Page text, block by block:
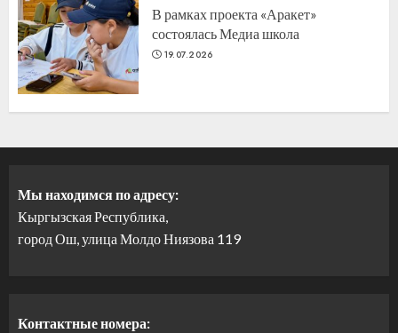
В рамках проекта «Аракет»
состоялась Медиа школа
19.07.2026
Мы находимся по адресу:
Кыргызская Республика,
город Ош, улица Молдо Ниязова 119
Контактные номера: